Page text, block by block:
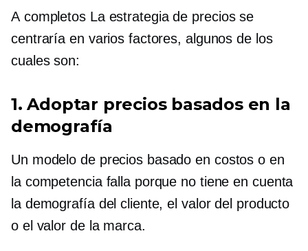
A completosLa estrategia de precios se
centraría en varios factores, algunos de los
cuales son:
1. Adoptar precios basados ​​en la
demografía
Un modelo de precios basado en costos o en
la competencia falla porque no tiene en cuenta
la demografía del cliente, el valor del producto
o el valor de la marca.